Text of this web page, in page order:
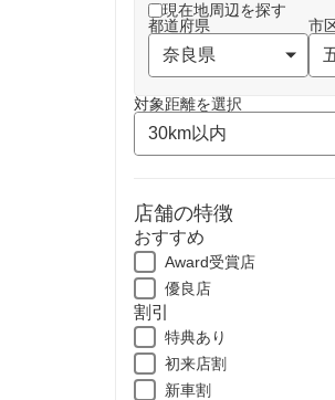
現在地周辺を探す
都道府県
市
対象距離を選択
店舗の特徴
おすすめ
Award受賞店
優良店
割引
特典あり
初来店割
新車割